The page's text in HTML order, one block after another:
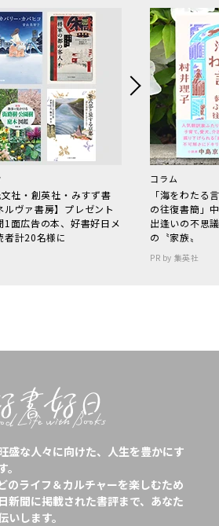
文社・創英社・みすず書
ルヴァ書房】プレゼント
1面広告の本、好書好日メ
者計20名様に
コラム
「海をわた
の往復書簡」
出逢いの不思
の〝家族〟
PR by 集英社
盛な人々に向けた、人生を豊かにす
のライフ＆カルチャーを楽しむため
新聞に掲載された書評まで、あなた
いします。